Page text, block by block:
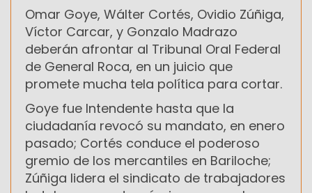
Omar Goye, Wálter Cortés, Ovidio Zúñiga,
Víctor Carcar, y Gonzalo Madrazo
deberán afrontar al Tribunal Oral Federal
de General Roca, en un juicio que
promete mucha tela política para cortar.
Goye fue Intendente hasta que la
ciudadanía revocó su mandato, en enero
pasado; Cortés conduce el poderoso
gremio de los mercantiles en Bariloche;
Zúñiga lidera el sindicato de trabajadores